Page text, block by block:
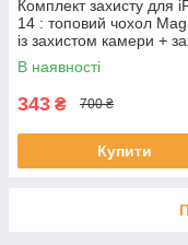
Комплект захисту для
14 : топовий чохол
із захистом камери +
скло 9D | Вибір кольору
В наявності
343 ₴ 700 ₴
Купити